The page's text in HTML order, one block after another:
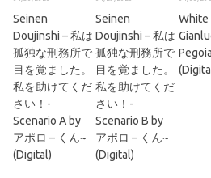
Seinen
Doujinshi – 私は
孤独な刑務所で
目を覚ました。
私を助けてくだ
さい！-
Scenario A by
アポロ – くん~
(Digital)
Seinen
Doujinshi – 私は
孤独な刑務所で
目を覚ました。
私を助けてくだ
さい！-
Scenario B by
アポロ – くん~
(Digital)
White